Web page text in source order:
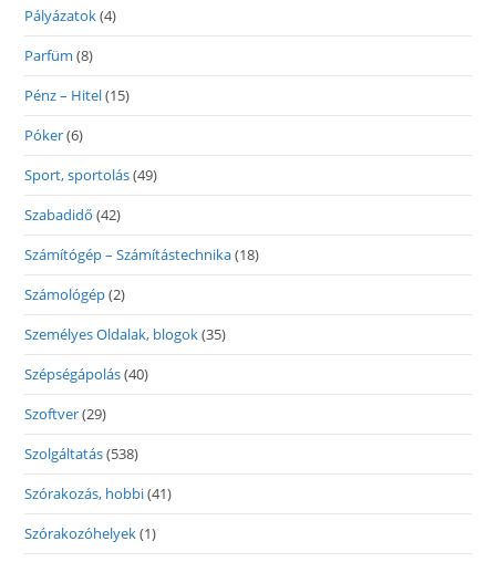
Pályázatok(4)
Parfüm (8)
Pénz – Hitel(15)
Póker(6)
Sport, sportolás(49)
Szabadidő (42)
Számítógép – Számítástechnika(18)
Számológép(2)
Személyes Oldalak, blogok(35)
Szépségápolás(40)
Szoftver(29)
Szolgáltatás(538)
Szórakozás, hobbi(41)
Szórakozóhelyek(1)